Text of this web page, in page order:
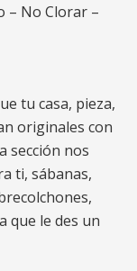
– No Clorar –
tu casa, pieza,
originales con
sección nos
ti, sábanas,
que le des un